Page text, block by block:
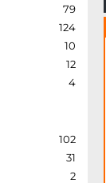
79
124
10
12
4
102
31
2